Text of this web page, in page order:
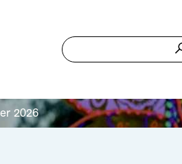
2026